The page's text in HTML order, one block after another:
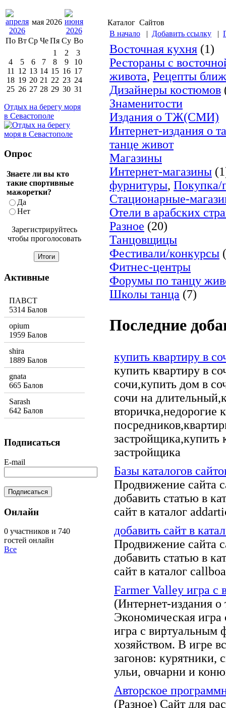
Каталог Сайтов
В начало | Добавить ссылку |
Восточная кухня (1)
Рестораны с
живота, Рецепты
Дизайнеры костюмов
Знаменитости
Издания о ТЖ(СМИ)
Интернет-издания о
танце живот
Магазины
Интернет-магазины
фурнитуры, Покупка/
Стационарные-
Отели в арабских
Разное (20)
Танцовщицы
Фестивали/конкурсы
Фитнес-центры
Форумы по танцу
Школы танца (7)
Последние
купить квартиру в
купить квартиру в
сочи,купить дом в
сочи на
вторичка,недорогие
застройщика,купить
застройщика
Базы каталогов
Продвижение сайта
добавить статью в
сайт в каталог
добавить сайт в
Продвижение сайта
добавить статью в
сайт в каталог
Farmer Valley игра с
(Интернет-издания о
Экономическая игра
игра с виртуальным
хозяйством. В игре
загонов: курятники,
ульи, овчарни и
Авторское
(Разное) Сайт для
мая 2026
По Вт Ср Че Пя Су Во
1
2
3
4
5 6 7 8 9
10
11 12 13 14 15 16 17
18 19 20 21 22 23 24
25 26 27 28 29 30 31
Отдых на берегу моря
в Севастополе
Опрос
Знаете ли вы кто
такие спортивные
мажоретки?
Да
Нет
Зарегистрируйтесь
чтобы проголосовать
Активные
ПАВСТ
5314 Балов
opium
1959 Балов
shira
1889 Балов
gnata
665 Балов
Sarash
642 Балов
Подписаться
E-mail
Онлайн
0 участников и 740
гостей онлайн
Все